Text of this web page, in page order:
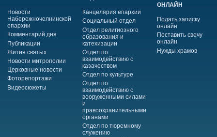
Новости
Набережночелнинской
епархии
Комментарий дня
Публикации
Жития святых
Новости митрополии
Церковные новости
Фоторепортажи
Видеосюжеты
Канцелярия епархии
Социальный отдел
Отдел религиозного
образования и
катехизации
Отдел по
взаимодействию с
казачеством
Отдел по культуре
Отдел по
взаимодействию с
вооруженными силами
и
правоохранительными
органами
Отдел по тюремному
служению
ОНЛАЙН
Подать записку
онлайн
Поставить свечу
онлайн
Нужды храмов